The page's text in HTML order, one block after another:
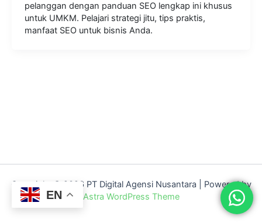
pelanggan dengan panduan SEO lengkap ini khusus
untuk UMKM. Pelajari strategi jitu, tips praktis,
manfaat SEO untuk bisnis Anda.
Copyright © 2026 PT Digital Agensi Nusantara | Powered by
Astra WordPress Theme
EN